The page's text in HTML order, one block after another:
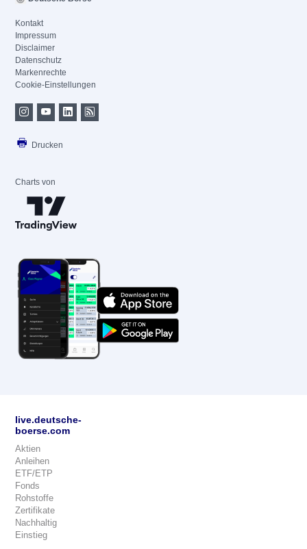
Kontakt
Impressum
Disclaimer
Datenschutz
Markenrechte
Cookie-Einstellungen
Drucken
Charts von
live.deutsche-
boerse.com
Aktien
Anleihen
ETF/ETP
Fonds
Rohstoffe
Zertifikate
Nachhaltig
Einstieg